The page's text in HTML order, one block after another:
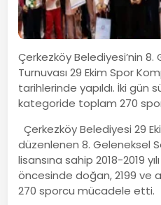
Çerkezköy Belediyesi’nin
Turnuvası 29 Ekim Spor
tarihlerinde yapıldı. İki gün
kategoride toplam 270
Çerkezköy Belediyesi 29
düzenlenen 8. Geleneksel
lisansına sahip 2018-2019
öncesinde doğan, 2199 ve
270 sporcu mücadele etti.